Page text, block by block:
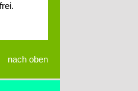
nach oben